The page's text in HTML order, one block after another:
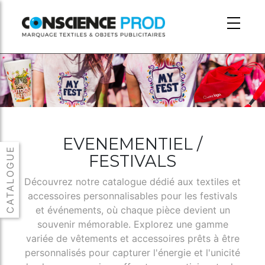
EVENEMENTIEL /
FESTIVALS
Découvrez notre catalogue dédié aux textiles et
accessoires personnalisables pour les festivals
et événements, où chaque pièce devient un
souvenir mémorable. Explorez une gamme
variée de vêtements et accessoires prêts à être
personnalisés pour capturer l'énergie et l'unicité